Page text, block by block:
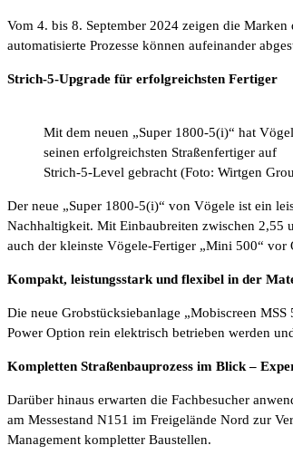
Vom 4. bis 8. September 2024 zeigen die
automatisierte Prozesse können aufeinander
Strich-5-Upgrade für erfolgreichsten Fertiger
Mit dem neuen „Super 1800-5(i)“ hat
seinen erfolgreichsten Straßenfertiger auf
Strich-5-Level gebracht (Foto: Wirtgen
Der neue „Super 1800-5(i)“ von Vögele ist ein
Nachhaltigkeit. Mit Einbaubreiten zwischen 2,55
auch der kleinste Vögele-Fertiger „Mini 500“ vor
Kompakt, leistungsstark und flexibel in der
Die neue Grobstücksiebanlage „Mobiscreen
Power Option rein elektrisch betrieben werden
Kompletten Straßenbauprozess im Blick –
Darüber hinaus erwarten die Fachbesucher
am Messestand N151 im Freigelände Nord zur
Management kompletter Baustellen.